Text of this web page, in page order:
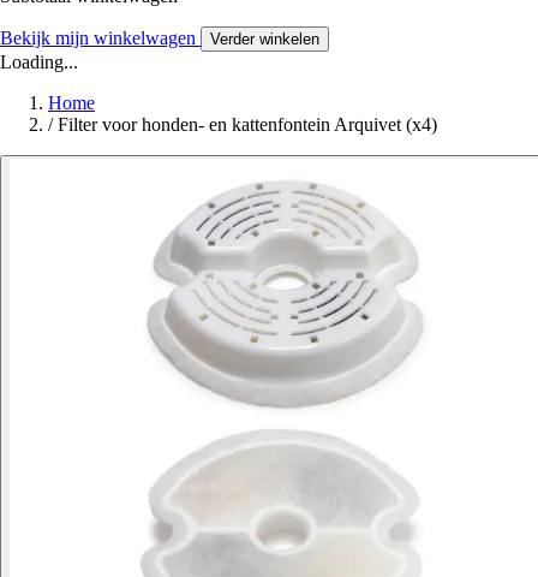
Bekijk mijn winkelwagen Verder winkelen
Loading...
Home
/ Filter voor honden- en kattenfontein Arquivet (x4)